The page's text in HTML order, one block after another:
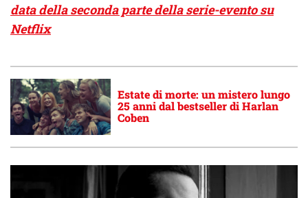
data della seconda parte della serie-evento su
Netflix
Estate di morte: un mistero lungo
25 anni dal bestseller di Harlan
Coben